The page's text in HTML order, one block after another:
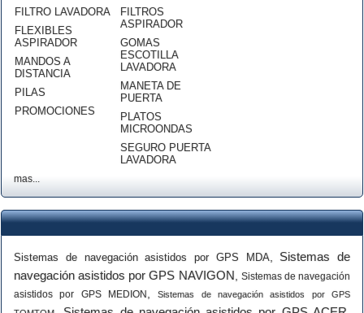
FILTRO LAVADORA
FLEXIBLES
ASPIRADOR
MANDOS A
DISTANCIA
PILAS
PROMOCIONES
FILTROS
ASPIRADOR
GOMAS
ESCOTILLA
LAVADORA
MANETA DE
PUERTA
PLATOS
MICROONDAS
SEGURO PUERTA
LAVADORA
mas...
Sistemas de navegación asistidos por GPS MDA, Sistemas de
navegación asistidos por GPS NAVIGON
Sistemas de navegación
asistidos por GPS MEDION
,Sistemas de navegación asistidos por GPS